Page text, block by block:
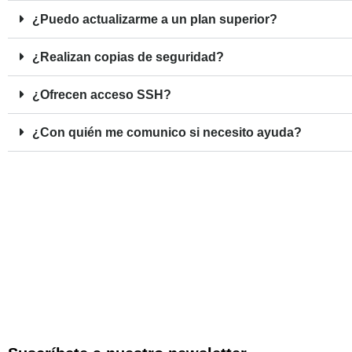
¿Puedo actualizarme a un plan superior?
¿Realizan copias de seguridad?
¿Ofrecen acceso SSH?
¿Con quién me comunico si necesito ayuda?